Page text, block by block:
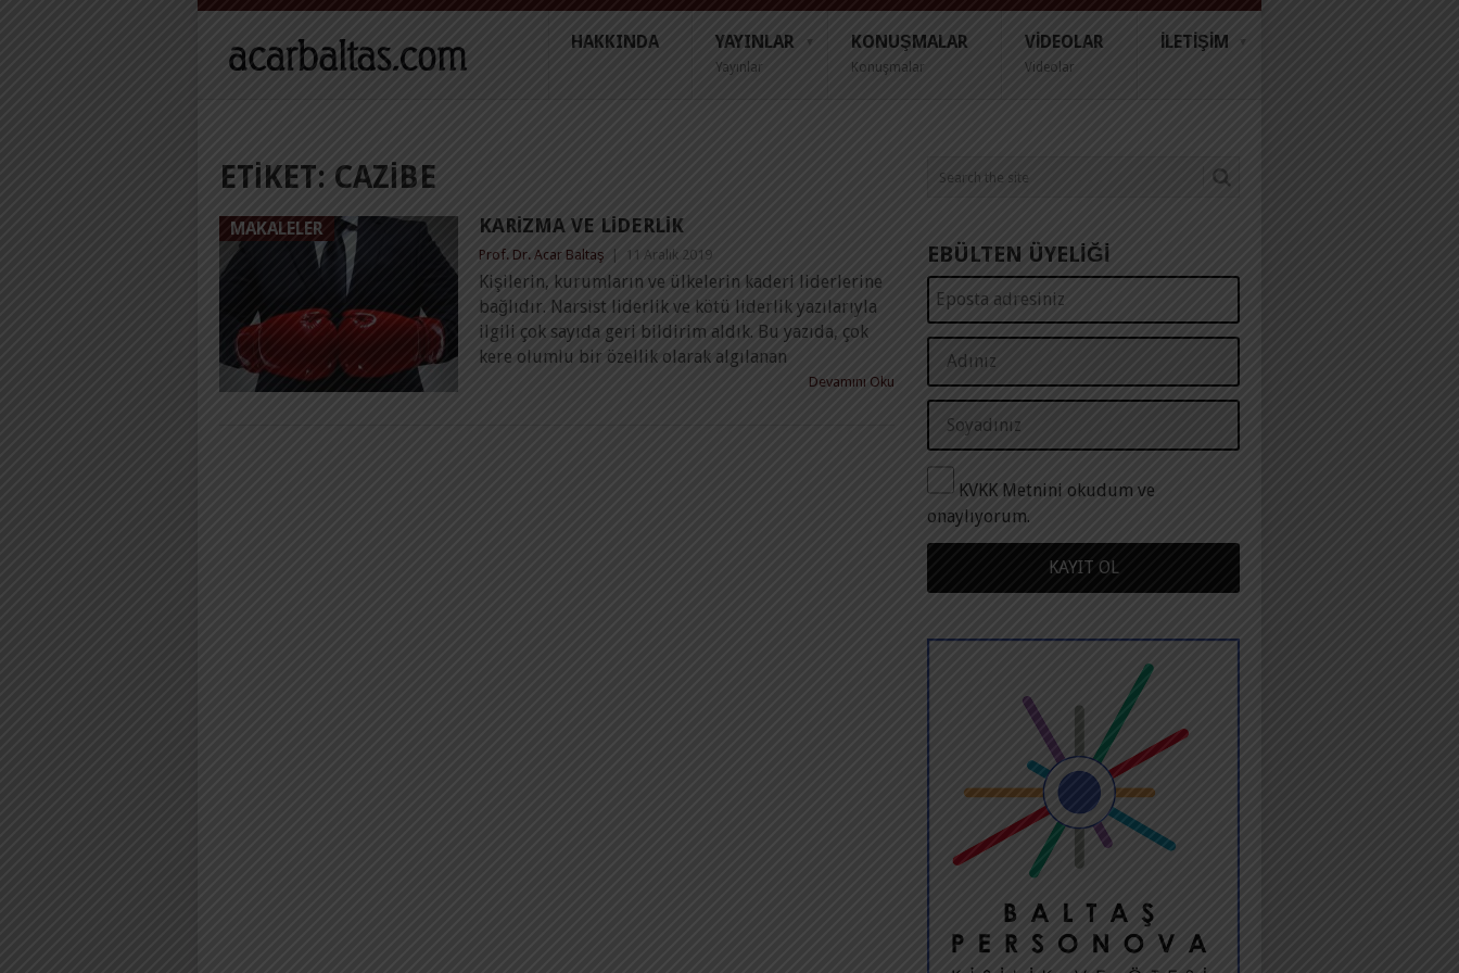
HAKKINDA YAYINLAR
Yayınlar
KONUŞMALAR
Konuşmalar
VIDEOLAR
Videolar
İLETIŞIM
ETIKET: CAZIBE
MAKALELER KARIZMA VE LIDERLIK
Prof. Dr. Acar Baltaş 11 Aralık 2019
Kişilerin, kurumların ve ülkelerin kaderi liderlerine
bağlıdır. Narsist liderlik ve kötü liderlik yazılarıyla
ilgili çok sayıda geri bildirim aldık. Bu yazıda, çok
kere olumlu bir özellik olarak algılanan
Devamını Oku
EBÜLTEN ÜYELİĞİ
KVKK Metnini okudum ve
onaylıyorum.